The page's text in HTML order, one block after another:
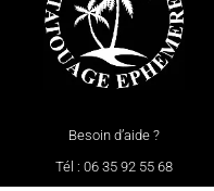
Besoin d’aide ?
Tél : 06 35 92 55 68